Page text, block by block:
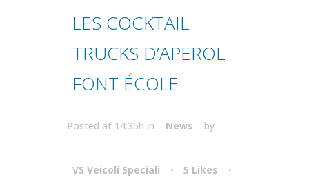
LES COCKTAIL
TRUCKS D’APEROL
FONT ÉCOLE
Posted at 14:35h in News by
VS Veicoli Speciali 5 Likes